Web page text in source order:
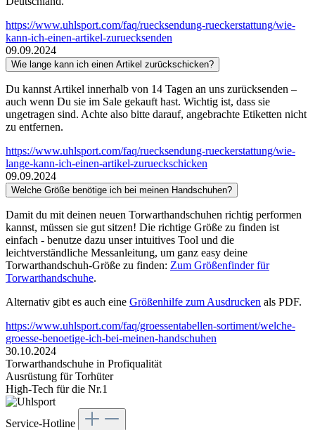
https://www.uhlsport.com/faq/ruecksendung-rueckerstattung/wie-
kann-ich-einen-artikel-zuruecksenden
09.09.2024
Wie lange kann ich einen Artikel zurückschicken?
Du kannst Artikel innerhalb von 14 Tagen an uns zurücksenden –
auch wenn Du sie im Sale gekauft hast. Wichtig ist, dass sie
ungetragen sind. Achte also bitte darauf, angebrachte Etiketten nicht
zu entfernen.
https://www.uhlsport.com/faq/ruecksendung-rueckerstattung/wie-
lange-kann-ich-einen-artikel-zurueckschicken
09.09.2024
Welche Größe benötige ich bei meinen Handschuhen?
Damit du mit deinen neuen Torwarthandschuhen richtig performen
kannst, müssen sie gut sitzen! Die richtige Größe zu finden ist
einfach - benutze dazu unser intuitives Tool und die
leichtverständliche Messanleitung, um ganz easy deine
Torwarthandschuh-Größe zu finden: Zum Größenfinder für
Torwarthandschuhe.
Alternativ gibt es auch eine Größenhilfe zum Ausdrucken als PDF.
https://www.uhlsport.com/faq/groessentabellen-sortiment/welche-
groesse-benoetige-ich-bei-meinen-handschuhen
30.10.2024
Torwarthandschuhe in Profiqualität
Ausrüstung für Torhüter
High-Tech für die Nr.1
Service-Hotline